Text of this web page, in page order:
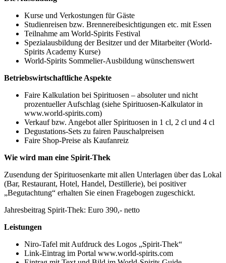
Kurse und Verkostungen für Gäste
Studienreisen bzw. Brennereibesichtigungen etc. mit Essen
Teilnahme am World-Spirits Festival
Spezialausbildung der Besitzer und der Mitarbeiter (World-
Spirits Academy Kurse)
World-Spirits Sommelier-Ausbildung wünschenswert
Betriebswirtschaftliche Aspekte
Faire Kalkulation bei Spirituosen – absoluter und nicht
prozentueller Aufschlag (siehe Spirituosen-Kalkulator in
www.world-spirits.com)
Verkauf bzw. Angebot aller Spirituosen in 1 cl, 2 cl und 4 cl
Degustations-Sets zu fairen Pauschalpreisen
Faire Shop-Preise als Kaufanreiz
Wie wird man eine Spirit-Thek
Zusendung der Spirituosenkarte mit allen Unterlagen über das Lokal
(Bar, Restaurant, Hotel, Handel, Destillerie), bei positiver
„Begutachtung“ erhalten Sie einen Fragebogen zugeschickt.
Jahresbeitrag Spirit-Thek: Euro 390,- netto
Leistungen
Niro-Tafel mit Aufdruck des Logos „Spirit-Thek“
Link-Eintrag im Portal www.world-spirits.com